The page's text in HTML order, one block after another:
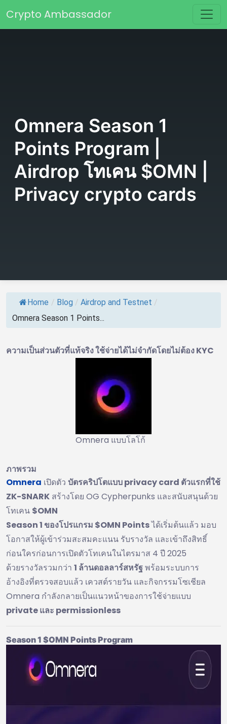
Main Navigation
Crypto Ambassador
Omnera Season 1
Points Program |
Airdrop โทเคน $OMN |
Privacy crypto cards
Home / Blog / Airdrop and Testnet /
Omnera Season 1 Points...
ความเป็นส่วนตัวที่แท้จริง ใช้จ่ายได้ไม่จำกัดโดยไม่ต้อง KYC
Omnera แบบโลโก้
ภาพรวม
Omnera เปิดตัว บัตรคริปโตแบบ privacy card ตัวแรกที่ใช้
ZK-SNARK สร้างโดย OG Cypherpunks และสนับสนุนด้วย
โทเคน $OMN
Season 1 ของโปรแกรม $OMN Pointsได้เริ่มต้นแล้ว มอบ
โอกาสให้ผู้เข้าร่วมสะสมคะแนน รับรางวัล และเข้าถึงสิทธิ์
ก่อนใครก่อนการเปิดตัวโทเคนในไตรมาส 4 ปี 2025
ด้วยรางวัลรวมกว่า 1 ล้านดอลลาร์สหรัฐพร้อมระบบการ
อ้างอิงที่ตรวจสอบแล้ว เควสต์รายวัน และกิจกรรมโซเชียล
Omnera กำลังกลายเป็นแนวหน้าของการใช้จ่ายแบบ
private และ permissionless
Season 1 $OMN Points Program